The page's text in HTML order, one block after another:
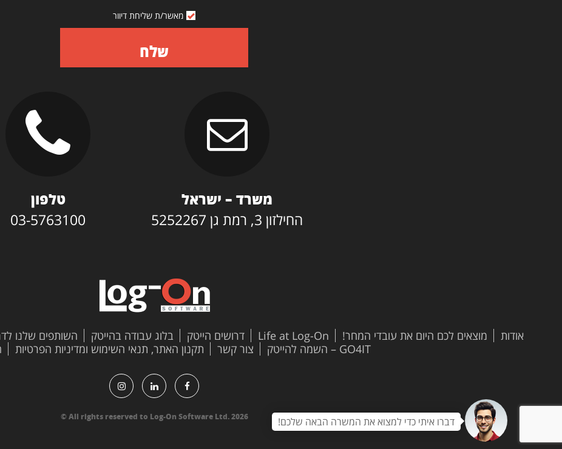
מאשר/ת שליחת דיוור
שלח
משרד – ישראל
החילזון 3, רמת גן 5252267
טלפון
03-5763100
אודות מוצאים לכם היום את עובדי המחר! Life at Log-On דרושים הייטק בלוג עבודה בהייטק השותפים שלנו
GO4IT – השמה להייטק
צור קשר תקנון האתר, תנאי השימוש ומדיניות הפרטיות
All rights reserved to Log-On Software Ltd. 2026 © דברו איתי כדי למצוא את המשרה הבאה שלכם!